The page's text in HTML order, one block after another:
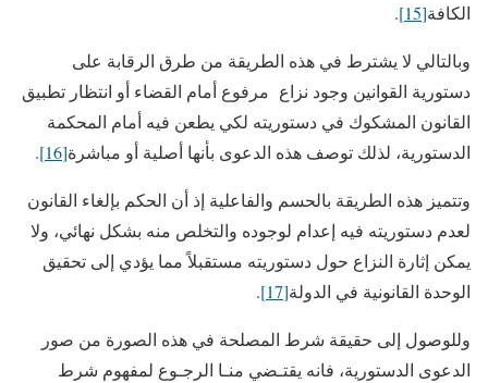
الكافة[15]
.
وبالتالي لا يشترط في هذه الطريقة من طرق الرقابة على
دستورية القوانين وجود نزاع مرفوع أمام القضاء أو انتظار تطبيق
القانون المشكوك في دستوريته لكي يطعن فيه أمام المحكمة
الدستورية، لذلك توصف هذه الدعوى بأنها أصلية أو مباشرة[16]
.
وتتميز هذه الطريقة بالحسم والفاعلية إذ أن الحكم بإلغاء القانون
لعدم دستوريته فيه إعدام لوجوده والتخلص منه بشكل نهائي، ولا
يمكن إثارة النزاع حول دستوريته مستقبلاً مما يؤدي إلى تحقيق
الوحدة القانونية في الدولة[17]
.
وللوصول إلى حقيقة شرط المصلحة في هذه الصورة من صور
الدعوى الدستورية، فانه يقتـضي منـا الرجـوع لمفهوم شرط